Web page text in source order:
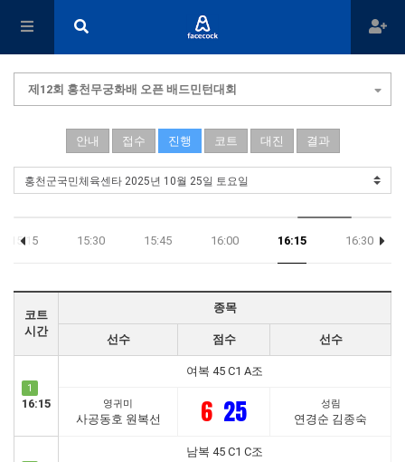
제12회 홍천무궁화배 오픈 배드민턴대회
안내 접수 진행 코트 대진 결과
15:15 15:30 15:45 16:00 16:15 16:30
코트
시간
종목
선수 점수 선수
1
16:15
여복 45 C1 A조
영귀미
사공동호 원복선 6 25 성림
연경순 김종숙
남복 45 C1 C조